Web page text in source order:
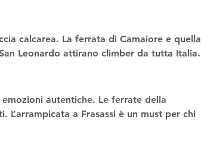
calcarea. La ferrata di Camaiore e quella
Leonardo attirano climber da tutta Italia.
emozioni autentiche. Le ferrate della
L’arrampicata a Frasassi è un must per chi